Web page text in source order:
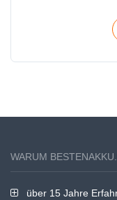
WARUM
über 15 Jahre